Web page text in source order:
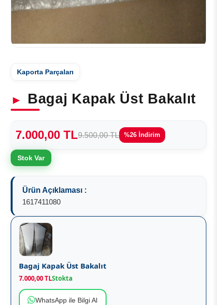
Kaporta Parçaları
Bagaj Kapak Üst Bakalıt
7.000,00 TL9.500,00 TL %26 İndirim
Stok Var
Ürün Açıklaması :
1617411080
Bagaj Kapak Üst Bakalıt
7.000,00 TLStokta
WhatsApp ile Bilgi Al